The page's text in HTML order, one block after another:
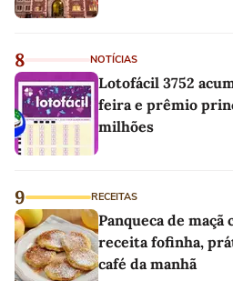
8 NOTÍCIAS
Lotofácil 3752
feira e prêmio
milhões
9 RECEITAS
Panqueca de maçã
receita fofinha,
café da manhã